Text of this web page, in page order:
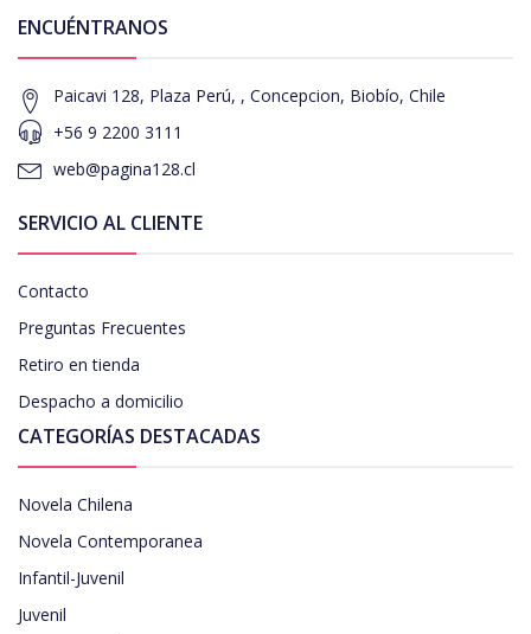
ENCUÉNTRANOS
Paicavi 128, Plaza Perú, , Concepcion, Biobío, Chile
+56 9 2200 3111
web@pagina128.cl
SERVICIO AL CLIENTE
Contacto
Preguntas Frecuentes
Retiro en tienda
Despacho a domicilio
CATEGORÍAS DESTACADAS
Novela Chilena
Novela Contemporanea
Infantil-Juvenil
Juvenil